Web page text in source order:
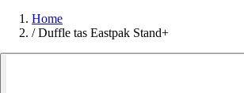
Home
/ Duffle tas Eastpak Stand+